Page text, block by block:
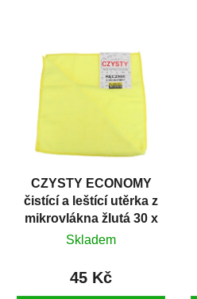
CZYSTY ECONOMY
čistící a leštící utěrka z
mikrovlákna žlutá 30 x
60 cm
Skladem
45 Kč